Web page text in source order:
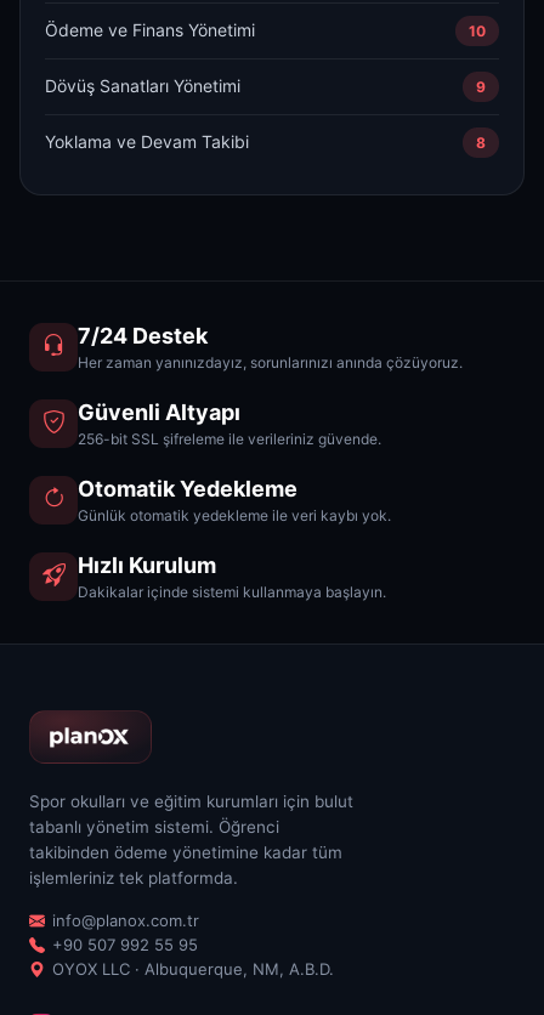
Ödeme ve Finans Yönetimi 10
Dövüş Sanatları Yönetimi 9
Yoklama ve Devam Takibi 8
7/24 Destek
Her zaman yanınızdayız, sorunlarınızı anında çözüyoruz.
Güvenli Altyapı
256-bit SSL şifreleme ile verileriniz güvende.
Otomatik Yedekleme
Günlük otomatik yedekleme ile veri kaybı yok.
Hızlı Kurulum
Dakikalar içinde sistemi kullanmaya başlayın.
Spor okulları ve eğitim kurumları için bulut
tabanlı yönetim sistemi. Öğrenci
takibinden ödeme yönetimine kadar tüm
işlemleriniz tek platformda.
info@planox.com.tr
+90 507 992 55 95
OYOX LLC · Albuquerque, NM, A.B.D.